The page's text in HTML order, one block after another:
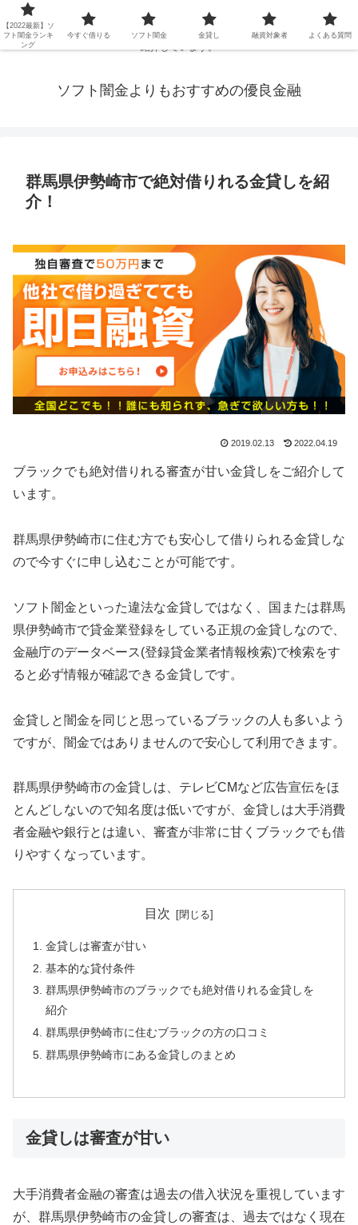
延滞ブラックや年金・生活保護・主婦・パート・派遣など消費者金融でお金を
借りられないブラックの方でも、即日融資で借りられる審査が甘い優良街金を
紹介しています。
ソフト闇金よりもおすすめの優良金融
群馬県伊勢崎市で絶対借りれる金貸しを紹
介！
2019.02.13 2022.04.19
ブラックでも絶対借りれる審査が甘い金貸しをご紹介して
います。
群馬県伊勢崎市に住む方でも安心して借りられる金貸しな
ので今すぐに申し込むことが可能です。
ソフト闇金といった違法な金貸しではなく、国または群馬
県伊勢崎市で貸金業登録をしている正規の金貸しなので、
金融庁のデータベース(登録貸金業者情報検索)で検索をす
ると必ず情報が確認できる金貸しです。
金貸しと闇金を同じと思っているブラックの人も多いよう
ですが、闇金ではありませんので安心して利用できます。
群馬県伊勢崎市の金貸しは、テレビCMなど広告宣伝をほ
とんどしないので知名度は低いですが、金貸しは大手消費
者金融や銀行とは違い、審査が非常に甘くブラックでも借
りやすくなっています。
目次
金貸しは審査が甘い
基本的な貸付条件
群馬県伊勢崎市のブラックでも絶対借りれる金貸しを
紹介
群馬県伊勢崎市に住むブラックの方の口コミ
群馬県伊勢崎市にある金貸しのまとめ
金貸しは審査が甘い
大手消費者金融の審査は過去の借入状況を重視しています
が、群馬県伊勢崎市の金貸しの審査は、過去ではなく現在
【2022最新】ソ
フト闇金ランキ
ング
今すぐ借りる ソフト闇金 金貸し 融資対象者 よくある質問